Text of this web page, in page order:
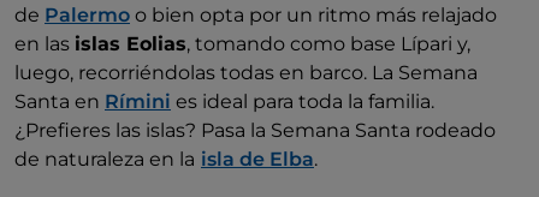
de Palermo o bien opta por un ritmo más relajado
en las islas Eolias, tomando como base Lípari y,
luego, recorriéndolas todas en barco. La Semana
Santa en Rímini es ideal para toda la familia.
¿Prefieres las islas? Pasa la Semana Santa rodeado
de naturaleza en la isla de Elba.